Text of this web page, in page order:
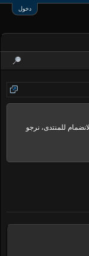
دخول
للمنتدى، نرجو